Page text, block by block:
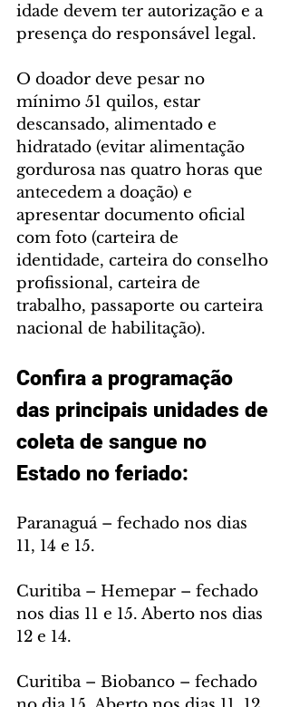
idade devem ter autorização e a
presença do responsável legal.
O doador deve pesar no
mínimo 51 quilos, estar
descansado, alimentado e
hidratado (evitar alimentação
gordurosa nas quatro horas que
antecedem a doação) e
apresentar documento oficial
com foto (carteira de
identidade, carteira do conselho
profissional, carteira de
trabalho, passaporte ou carteira
nacional de habilitação).
Confira a programação
das principais unidades de
coleta de sangue no
Estado no feriado:
Paranaguá – fechado nos dias
11, 14 e 15.
Curitiba – Hemepar – fechado
nos dias 11 e 15. Aberto nos dias
12 e 14.
Curitiba – Biobanco – fechado